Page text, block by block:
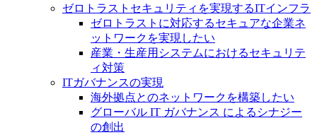
ゼロトラストセキュリティを実現するITインフラ
ゼロトラストに対応するセキュアな企業ネ
ットワークを実現したい
産業・生産用システムにおけるセキュリテ
ィ対策
ITガバナンスの実現
海外拠点とのネットワークを構築したい
グローバル IT ガバナンス によるシナジー
の創出